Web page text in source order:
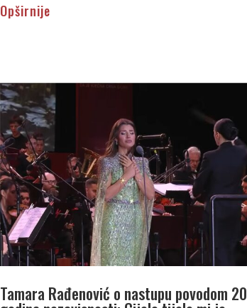
Opširnije
Tamara Rađenović o nastupu povodom 20